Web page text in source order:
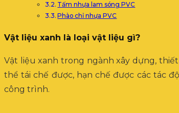
Tấm nhựa lam sóng PVC
Phào chỉ nhựa PVC
Vật liệu xanh là loại vật liệu gì?
Vật liệu xanh trong ngành xây dựng,
thể tái chế được, hạn chế được các tác
công trình.